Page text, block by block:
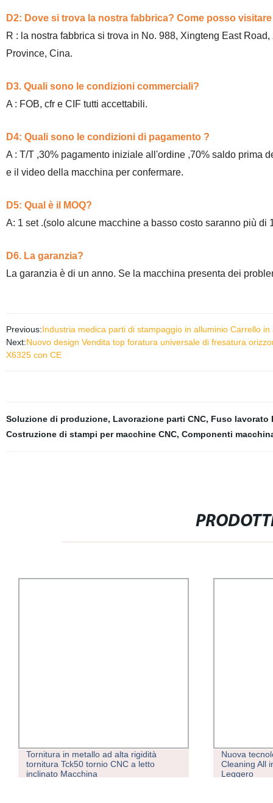
D2: Dove si trova la nostra fabbrica? Come posso
R : la nostra fabbrica si trova in No. 988, Xingteng East
Province, Cina.
D3. Quali sono le condizioni commerciali?
A : FOB, cfr e CIF tutti accettabili.
D4: Quali sono le condizioni di pagamento ?
A : T/T ,30% pagamento iniziale all'ordine ,70% saldo prima
e il video della macchina per confermare.
D5: Qual è il MOQ?
A: 1 set .(solo alcune macchine a basso costo saranno più di
D6. La garanzia?
La garanzia è di un anno. Se la macchina presenta dei
Previous:Industria medica parti di stampaggio in alluminio Carrello
Next:Nuovo design Vendita top foratura universale di fresatura
X6325 con CE
Soluzione di produzione, Lavorazione parti CNC, Fuso lavorato
Costruzione di stampi per macchine CNC, Componenti
Tornitura in metallo ad alta rigidità
tornitura Tck50 tornio CNC a letto
inclinato Macchina
Nuova
Cleaning All
Leggero